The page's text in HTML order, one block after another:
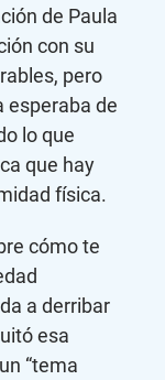
de Paula
con su
pero
esperaba de
lo que
que hay
física.
cómo te
a derribar
esa
“tema